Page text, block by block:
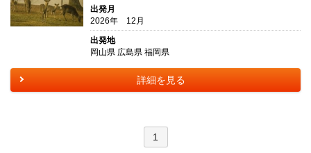
出発月
2026年 12月
出発地
岡山県 広島県 福岡県
詳細を見る
1